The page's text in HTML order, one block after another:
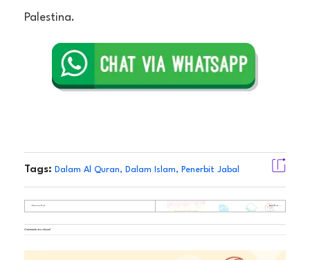
Palestina.
Tags: Dalam Al Quran, Dalam Islam, Penerbit Jabal
Previous Post Next Post
Comments are closed.